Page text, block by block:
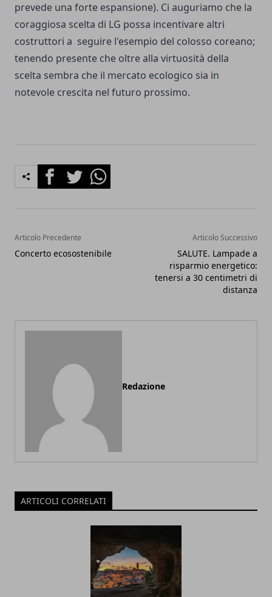
prevede una forte espansione). Ci auguriamo che la
coraggiosa scelta di LG possa incentivare altri
costruttori a seguire l'esempio del colosso coreano;
tenendo presente che oltre alla virtuosità della
scelta sembra che il mercato ecologico sia in
notevole crescita nel futuro prossimo.
FacebookTwitterWhatsapp
Articolo Precedente
Concerto ecosostenibile
Articolo Successivo
SALUTE. Lampade a
risparmio energetico:
tenersi a 30 centimetri di
distanza
Redazione
ARTICOLI CORRELATI